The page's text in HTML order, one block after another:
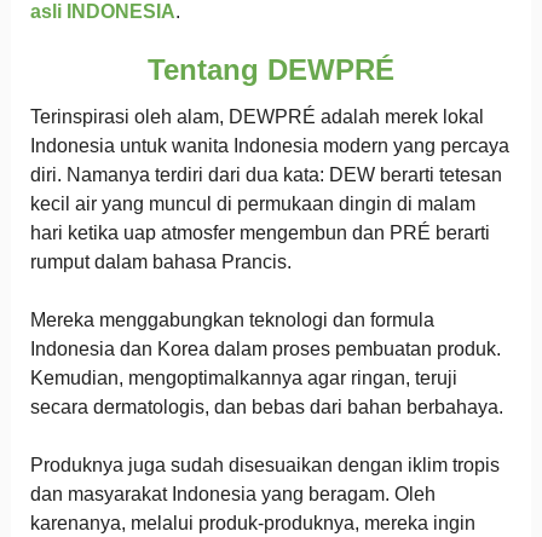
asli INDONESIA.
Tentang DEWPRÉ
Terinspirasi oleh alam, DEWPRÉ adalah merek lokal
Indonesia untuk wanita Indonesia modern yang percaya
diri. Namanya terdiri dari dua kata: DEW berarti tetesan
kecil air yang muncul di permukaan dingin di malam
hari ketika uap atmosfer mengembun dan PRÉ berarti
rumput dalam bahasa Prancis.
Mereka menggabungkan teknologi dan formula
Indonesia dan Korea dalam proses pembuatan produk.
Kemudian, mengoptimalkannya agar ringan, teruji
secara dermatologis, dan bebas dari bahan berbahaya.
Produknya juga sudah disesuaikan dengan iklim tropis
dan masyarakat Indonesia yang beragam. Oleh
karenanya, melalui produk-produknya, mereka ingin